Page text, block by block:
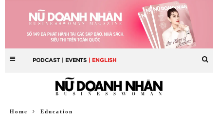
PODCAST | EVENTS | ENGLISH
Home Education